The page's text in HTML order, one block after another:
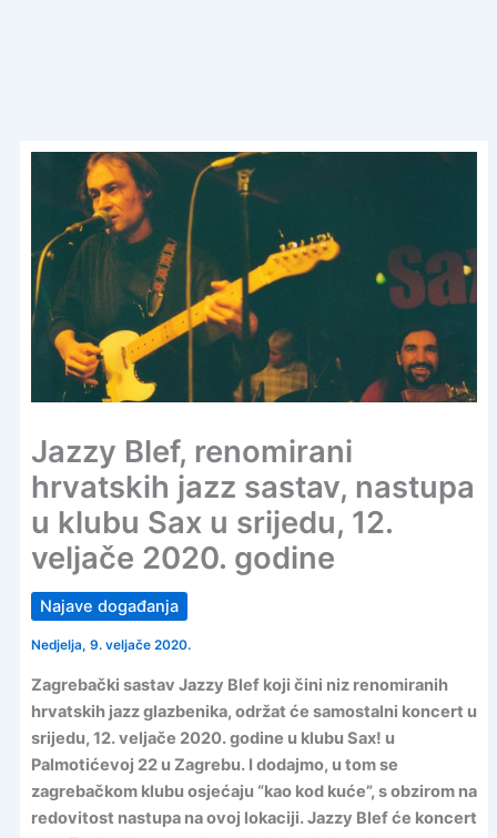
Jazzy Blef, renomirani
hrvatskih jazz sastav, nastupa
u klubu Sax u srijedu, 12.
veljače 2020. godine
Najave događanja
Nedjelja, 9. veljače 2020.
Zagrebački sastav Jazzy Blef koji čini niz renomiranih
hrvatskih jazz glazbenika, održat će samostalni koncert u
srijedu, 12. veljače 2020. godine u klubu Sax! u
Palmotićevoj 22 u Zagrebu. I dodajmo, u tom se
zagrebačkom klubu osjećaju “kao kod kuće”, s obzirom na
redovitost nastupa na ovoj lokaciji. Jazzy Blef će koncert